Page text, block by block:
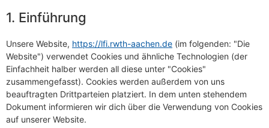
1. Einführung
Unsere Website, https://lfi.rwth-aachen.de (im folgenden: "Die
Website") verwendet Cookies und ähnliche Technologien (der
Einfachheit halber werden all diese unter "Cookies"
zusammengefasst). Cookies werden außerdem von uns
beauftragten Drittparteien platziert. In dem unten stehendem
Dokument informieren wir dich über die Verwendung von Cookies
auf unserer Website.